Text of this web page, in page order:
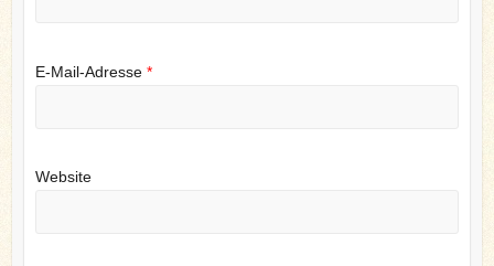
E-Mail-Adresse *
Website